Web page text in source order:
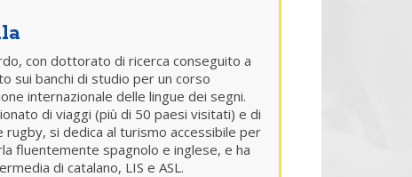
con dottorato di ricerca conseguito a
sui banchi di studio per un corso
internazionale delle lingue dei segni.
di viaggi (più di 50 paesi visitati) e di
si dedica al turismo accessibile per
fluentemente spagnolo e inglese, e ha
di catalano, LIS e ASL.